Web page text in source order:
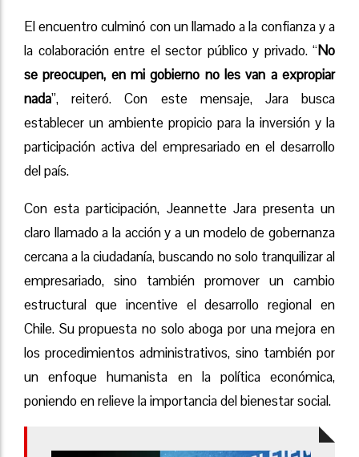
El encuentro culminó con un llamado a la confianza y a
la colaboración entre el sector público y privado. “No
se preocupen, en mi gobierno no les van a expropiar
nada”, reiteró. Con este mensaje, Jara busca
establecer un ambiente propicio para la inversión y la
participación activa del empresariado en el desarrollo
del país.
Con esta participación, Jeannette Jara presenta un
claro llamado a la acción y a un modelo de gobernanza
cercana a la ciudadanía, buscando no solo tranquilizar al
empresariado, sino también promover un cambio
estructural que incentive el desarrollo regional en
Chile. Su propuesta no solo aboga por una mejora en
los procedimientos administrativos, sino también por
un enfoque humanista en la política económica,
poniendo en relieve la importancia del bienestar social.